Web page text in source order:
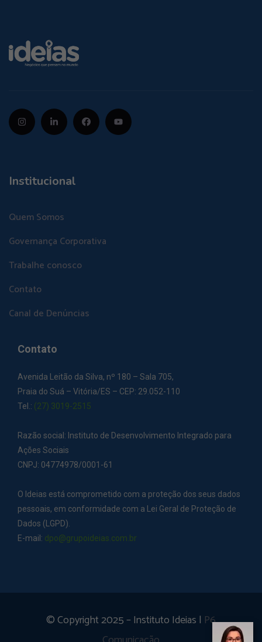
Institucional
Quem Somos
Governança Corporativa
Trabalhe conosco
Contato
Canal de Denúncias
Contato
Avenida Leitão da Silva, nº 180 – Sala 705,
Praia do Suá – Vitória/ES – CEP: 29.052-110
Tel.: (27) 3019-2515
Razão social: Instituto de Desenvolvimento Integrado para
Ações Sociais
CNPJ: 04774978/0001-61
O Ideias está comprometido com a proteção dos seus dados
pessoais, em conformidade com a Lei Geral de Proteção de
Dados (LGPD).
E-mail: dpo@grupoideias.com.br
© Copyright 2025 – Instituto Ideias | P6